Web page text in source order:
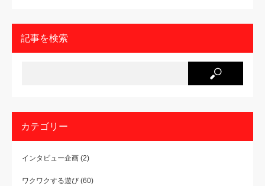
記事を検索
カテゴリー
インタビュー企画 (2)
ワクワクする遊び (60)